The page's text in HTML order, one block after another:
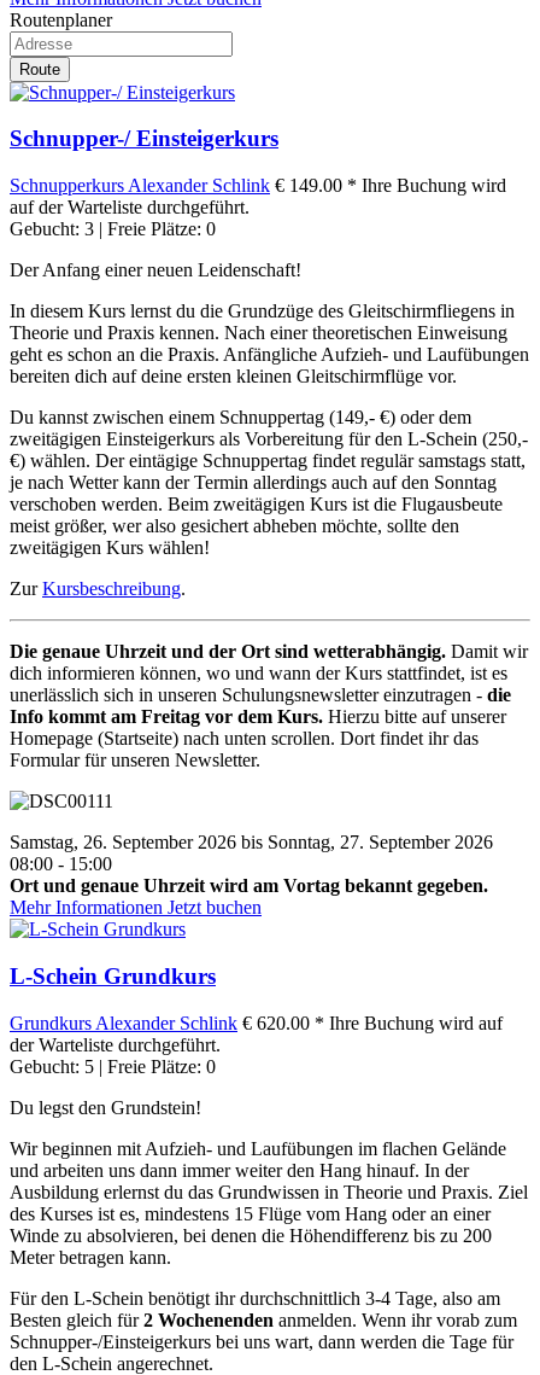
Routenplaner
Route
Schnupper-/ Einsteigerkurs
Schnupperkurs Alexander Schlink € 149.00 * Ihre Buchung wird
auf der Warteliste durchgeführt.
Gebucht: 3 | Freie Plätze: 0
Der Anfang einer neuen Leidenschaft!
In diesem Kurs lernst du die Grundzüge des Gleitschirmfliegens in
Theorie und Praxis kennen. Nach einer theoretischen Einweisung
geht es schon an die Praxis. Anfängliche Aufzieh- und Laufübungen
bereiten dich auf deine ersten kleinen Gleitschirmflüge vor.
Du kannst zwischen einem Schnuppertag (149,- €) oder dem
zweitägigen Einsteigerkurs als Vorbereitung für den L-Schein (250,-
€) wählen. Der eintägige Schnuppertag findet regulär samstags statt,
je nach Wetter kann der Termin allerdings auch auf den Sonntag
verschoben werden. Beim zweitägigen Kurs ist die Flugausbeute
meist größer, wer also gesichert abheben möchte, sollte den
zweitägigen Kurs wählen!
ZurKursbeschreibung.
Die genaue Uhrzeit und der Ort sind wetterabhängig. Damit wir
dich informieren können, wo und wann der Kurs stattfindet, ist es
unerlässlich sich in unseren Schulungsnewsletter einzutragen - die
Info kommt am Freitag vor dem Kurs. Hierzu bitte auf unserer
Homepage (Startseite) nach unten scrollen. Dort findet ihr das
Formular für unseren Newsletter.
Samstag, 26. September 2026 bis Sonntag, 27. September 2026
08:00 - 15:00
Ort und genaue Uhrzeit wird am Vortag bekannt gegeben.
Mehr Informationen Jetzt buchen
L-Schein Grundkurs
Grundkurs Alexander Schlink € 620.00 * Ihre Buchung wird auf
der Warteliste durchgeführt.
Gebucht: 5 | Freie Plätze: 0
Du legst den Grundstein!
Wir beginnen mit Aufzieh- und Laufübungen im flachen Gelände
und arbeiten uns dann immer weiter den Hang hinauf. In der
Ausbildung erlernst du das Grundwissen in Theorie und Praxis. Ziel
des Kurses ist es, mindestens 15 Flüge vom Hang oder an einer
Winde zu absolvieren, bei denen die Höhendifferenz bis zu 200
Meter betragen kann.
Für den L-Schein benötigt ihr durchschnittlich 3-4 Tage, also am
Besten gleich für2 Wochenenden anmelden. Wenn ihr vorab zum
Schnupper-/Einsteigerkurs bei uns wart, dann werden die Tage für
den L-Schein angerechnet.